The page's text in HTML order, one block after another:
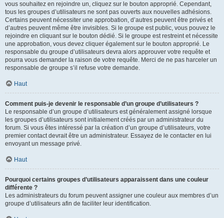
vous souhaitez en rejoindre un, cliquez sur le bouton approprié. Cependant,
tous les groupes d’utilisateurs ne sont pas ouverts aux nouvelles adhésions.
Certains peuvent nécessiter une approbation, d’autres peuvent être privés et
d’autres peuvent même être invisibles. Si le groupe est public, vous pouvez le
rejoindre en cliquant sur le bouton dédié. Si le groupe est restreint et nécessite
une approbation, vous devez cliquer également sur le bouton approprié. Le
responsable du groupe d’utilisateurs devra alors approuver votre requête et
pourra vous demander la raison de votre requête. Merci de ne pas harceler un
responsable de groupe s’il refuse votre demande.
Haut
Comment puis-je devenir le responsable d’un groupe d’utilisateurs ?
Le responsable d’un groupe d’utilisateurs est généralement assigné lorsque
les groupes d’utilisateurs sont initialement créés par un administrateur du
forum. Si vous êtes intéressé par la création d’un groupe d’utilisateurs, votre
premier contact devrait être un administrateur. Essayez de le contacter en lui
envoyant un message privé.
Haut
Pourquoi certains groupes d’utilisateurs apparaissent dans une couleur
différente ?
Les administrateurs du forum peuvent assigner une couleur aux membres d’un
groupe d’utilisateurs afin de faciliter leur identification.